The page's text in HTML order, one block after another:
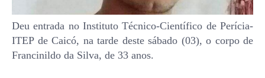
Deu entrada no Instituto Técnico-Científico de Perícia-
ITEP de Caicó, na tarde deste sábado (03), o corpo de
Francinildo da Silva, de 33 anos.